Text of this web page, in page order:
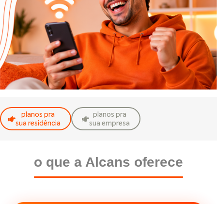
planos pra
sua residência
planos pra
sua empresa
o que a Alcans oferece